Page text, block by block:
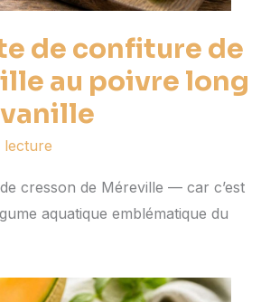
de confiture de
au poivre long
lecture
cresson de Méreville — car c’est
aquatique emblématique du